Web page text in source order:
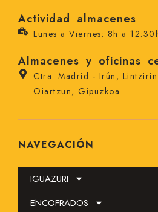
Actividad almacenes
Lunes a Viernes: 8h a
Almacenes y oficinas
Ctra. Madrid - Irún,
Oiartzun, Gipuzkoa
NAVEGACIÓN
IGUAZURI
ENCOFRADOS